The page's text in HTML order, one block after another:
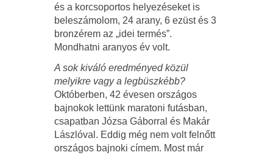
és a korcsoportos helyezéseket is
beleszámolom, 24 arany, 6 ezüst és 3
bronzérem az „idei termés”.
Mondhatni aranyos év volt.
A sok kiváló eredményed közül
melyikre vagy a legbüszkébb?
Októberben, 42 évesen országos
bajnokok lettünk maratoni futásban,
csapatban Józsa Gáborral és Makár
Lászlóval. Eddig még nem volt felnőtt
országos bajnoki címem. Most már